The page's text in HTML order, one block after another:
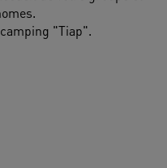
"Tiap".